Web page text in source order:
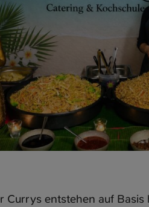
Currys entstehen auf Basis